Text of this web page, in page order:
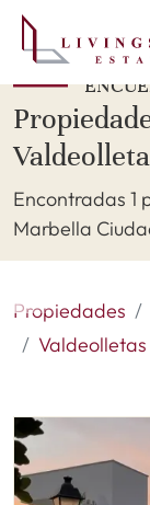
Encontradas 1
Marbella
Propiedades
Valdeolletas